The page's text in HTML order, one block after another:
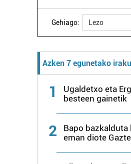
Gehiago: Lezo
Azken 7 egunetako
1
Ugaldetxo eta
besteen gainetik
2
Bapo bazkalduta
eman diote